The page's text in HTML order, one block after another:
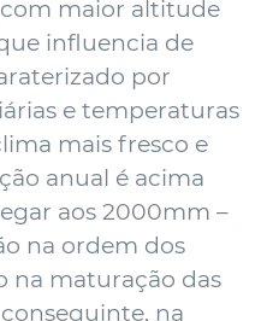
com maior altitude
influencia de
por
e temperaturas
mais fresco e
anual é acima
aos 2000mm –
na ordem dos
na maturação das
na